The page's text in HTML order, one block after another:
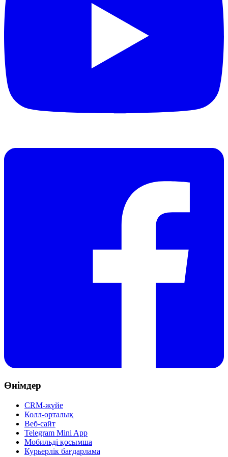
Өнімдер
CRM-жүйе
Колл-орталық
Веб-сайт
Telegram Mini App
Мобильді қосымша
Курьерлік бағдарлама